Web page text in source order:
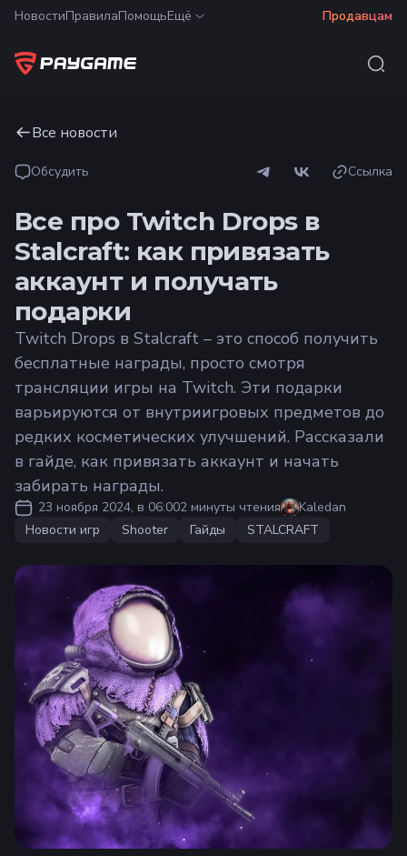
НовостиПравилаПомощьЕщё Продавцам
Все новости
Обсудить Ссылка
Все про Twitch Drops в
Stalcraft: как привязать
аккаунт и получать
подарки
Twitch Drops в Stalcraft – это способ получить
бесплатные награды, просто смотря
трансляции игры на Twitch. Эти подарки
варьируются от внутриигровых предметов до
редких косметических улучшений. Рассказали
в гайде, как привязать аккаунт и начать
забирать награды.
23 ноября 2024, в 06:002 минуты чтения
Kaledan
Новости игр
Shooter Гайды STALCRAFT